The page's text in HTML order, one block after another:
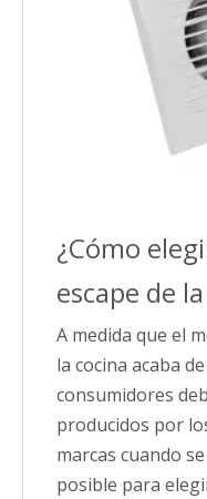
¿Cómo
escape de
A medida que el
la cocina acaba
consumidores
producidos por
marcas cuando
posible para